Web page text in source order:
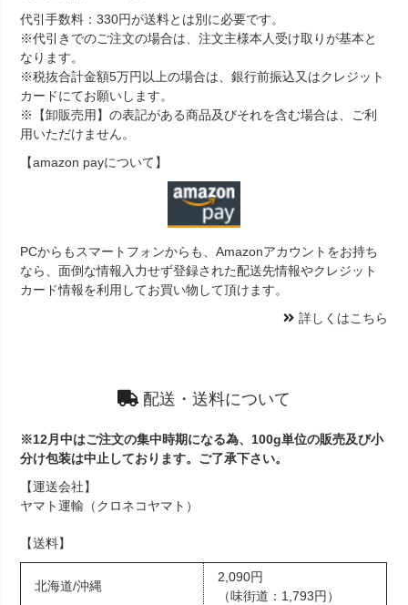
代引手数料：330円が送料とは別に必要です。
※代引きでのご注文の場合は、注文主様本人受け取りが基本と
なります。
※税抜合計金額5万円以上の場合は、銀行前振込又はクレジット
カードにてお願いします。
※【卸販売用】の表記がある商品及びそれを含む場合は、ご利
用いただけません。
【amazon payについて】
PCからもスマートフォンからも、Amazonアカウントをお持ち
なら、面倒な情報入力せず登録された配送先情報やクレジット
カード情報を利用してお買い物して頂けます。
詳しくはこちら
配送・送料について
※12月中はご注文の集中時期になる為、100g単位の販売及び小
分け包装は中止しております。ご了承下さい。
【運送会社】
ヤマト運輸（クロネコヤマト）
【送料】
北海道/沖縄
2,090円
（味街道：1,793円）